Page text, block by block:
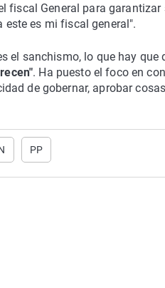
fiscal General para
este es mi fiscal general".
el sanchismo, lo que hay que
. Ha puesto el foco en
de gobernar, aprobar
PP